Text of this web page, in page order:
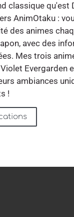
classique qu'est
AnimOtaku :
des animes
avec des
Mes trois
Evergarden
ambiances
!